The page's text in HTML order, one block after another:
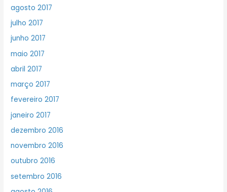
agosto 2017
julho 2017
junho 2017
maio 2017
abril 2017
março 2017
fevereiro 2017
janeiro 2017
dezembro 2016
novembro 2016
outubro 2016
setembro 2016